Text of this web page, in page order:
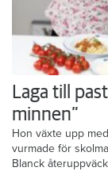
Laga till
minnen”
Hon växte upp
vurmade för
Blanck